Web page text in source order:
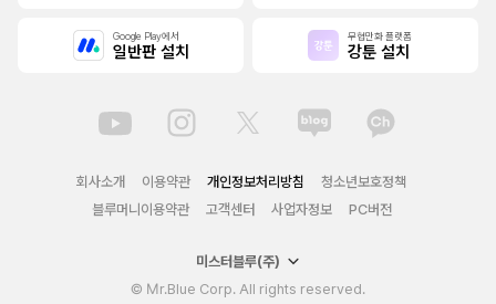
Google Play에서
일반판 설치
무협만화 플랫폼
강툰 설치
회사소개 이용약관 개인정보처리방침
청소년보호정책
블루머니이용약관
고객센터 사업자정보 PC버전
미스터블루(주)
© Mr.Blue Corp. All rights reserved.